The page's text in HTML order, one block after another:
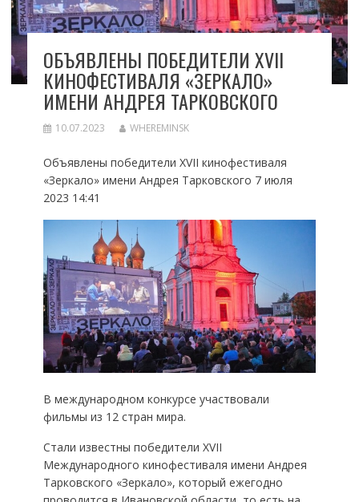
ОБЪЯВЛЕНЫ ПОБЕДИТЕЛИ XVII
КИНОФЕСТИВАЛЯ «ЗЕРКАЛО»
ИМЕНИ АНДРЕЯ ТАРКОВСКОГО
10.07.2023 WHEREMINSK
Объявлены победители XVII кинофестиваля
«Зеркало» имени Андрея Тарковского 7 июля
2023 14:41
В международном конкурсе участвовали
фильмы из 12 стран мира.
Стали известны победители XVII
Международного кинофестиваля имени Андрея
Тарковского «Зеркало», который ежегодно